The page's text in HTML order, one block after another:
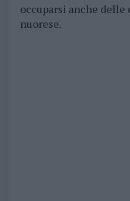
occuparsi anche delle
nuorese.